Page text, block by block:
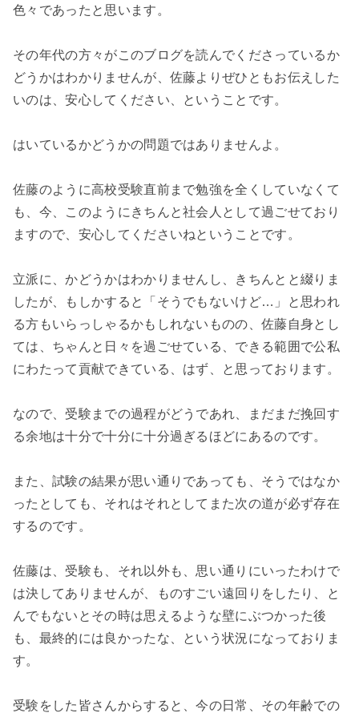
色々であったと思います。
その年代の方々がこのブログを読んでくださっているか
どうかはわかりませんが、佐藤よりぜひともお伝えした
いのは、安心してください、ということです。
はいているかどうかの問題ではありませんよ。
佐藤のように高校受験直前まで勉強を全くしていなくて
も、今、このようにきちんと社会人として過ごせており
ますので、安心してくださいねということです。
立派に、かどうかはわかりませんし、きちんとと綴りま
したが、もしかすると「そうでもないけど…」と思われ
る方もいらっしゃるかもしれないものの、佐藤自身とし
ては、ちゃんと日々を過ごせている、できる範囲で公私
にわたって貢献できている、はず、と思っております。
なので、受験までの過程がどうであれ、まだまだ挽回す
る余地は十分で十分に十分過ぎるほどにあるのです。
また、試験の結果が思い通りであっても、そうではなか
ったとしても、それはそれとしてまた次の道が必ず存在
するのです。
佐藤は、受験も、それ以外も、思い通りにいったわけで
は決してありませんが、ものすごい遠回りをしたり、と
んでもないとその時は思えるような壁にぶつかった後
も、最終的には良かったな、という状況になっておりま
す。
受験をした皆さんからすると、今の日常、その年齢での